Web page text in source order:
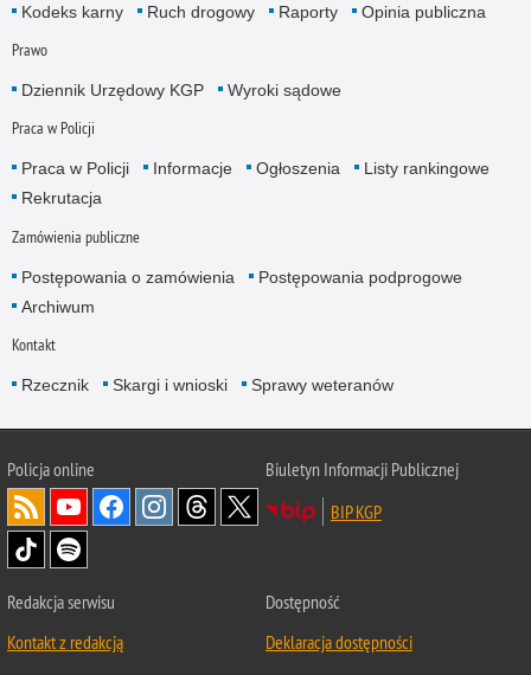
Kodeks karny
Ruch drogowy Raporty Opinia publiczna
Prawo
Dziennik Urzędowy KGP Wyroki sądowe
Praca w Policji
Praca w Policji Informacje Ogłoszenia
Listy rankingowe
Rekrutacja
Zamówienia publiczne
Postępowania o zamówienia
Postępowania podprogowe
Archiwum
Kontakt
Rzecznik Skargi i wnioski Sprawy weteranów
Policjaonline
Biuletyn Informacji Publicznej
BIP KGP
Redakcja serwisu
Kontakt z redakcją
Dostępność
Deklaracja dostępności